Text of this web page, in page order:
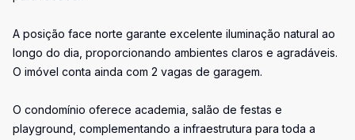
A posição face norte garante excelente iluminação natural ao
longo do dia, proporcionando ambientes claros e agradáveis.
O imóvel conta ainda com 2 vagas de garagem.
O condomínio oferece academia, salão de festas e
playground, complementando a infraestrutura para toda a